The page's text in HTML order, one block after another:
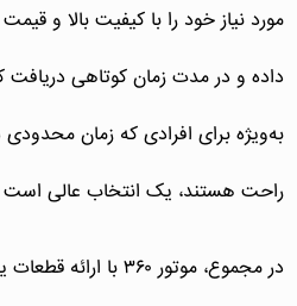
مورد نیاز خود را با کیفیت بالا و
داده و در مدت زمان کوتاهی دریافت
به‌ویژه برای افرادی که زمان محدودی
راحت هستند، یک انتخاب عالی است
در مجموع، موتور ۳۶۰